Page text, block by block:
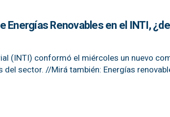
Energías Renovables en el INTI,
(INTI) conformó el miércoles un nuevo
sector. //Mirá también: Energías